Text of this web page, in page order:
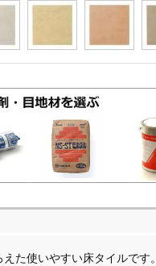
た使いやすい床タイルです。